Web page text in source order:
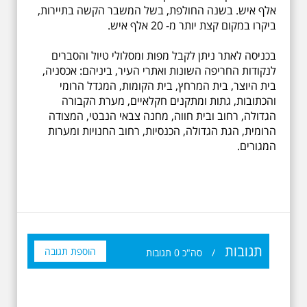
אלף איש. בשנה החולפת, בשל המשבר הקשה בתיירות,
ביקרו במקום קצת יותר מ- 20 אלף איש.
בכניסה לאתר ניתן לקבל מפות ומסלולי טיול והסברים
לנקודות החריפה השונות ואתרי העיר, ביניהם: אכסניה,
בית היוצר, בית המרחץ, בית הקומות, המגדל הרומי
והכתובות, גתות ומתקנים חקלאיים, מערת הקבורה
הגדולה, רחוב ובית חווה, מחנה צבאי הנבטי, המצודה
הרומית, הגת הגדולה, הכנסיות, רחוב החנויות ומערות
המגורים.
תגובות / סה"כ 0 תגובות הוספת תגובה
לרגל עשור לפטירתו -
ושיריוו - עטור מצחך זהב